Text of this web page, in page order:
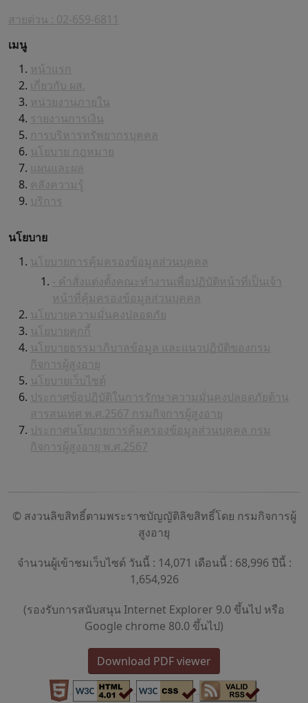
สายด่วน : 02-659-6811
เมนู
หน้าแรก
เกี่ยวกับ ผส.
หน่วยงานภายใน
รายงานการเงิน
การบริหารทรัพยากรบุคคล
นโยบาย กฎหมาย
แผนและผล
คลังความรู้
บริการ
นโยบาย
นโยบายการคุ้มครองข้อมูลส่วนบุคคล
- คำสั่งแต่งตั้งคณะทำงานเพื่อปฏิบัติหน้าที่เป็นเจ้า
หน้าที่คุ้มครองข้อมูลส่วนบุคคล
นโยบายความมั่นคงปลอดภัย
นโยบายคุกกี้
นโยบายธรรมาภิบาลข้อมูล และแนวปฏิบัติของกรม
กิจการผู้สูงอายุ
นโยบายเว็บไซต์
ประกาศข้อปฏิบัติในการรักษาความมั่นคงปลอดภัยด้าน
สารสนเทศ พ.ศ.2567 กรมกิจการผู้สูงอายุ
ประกาศนโยบายการคุ้มครองข้อมูลส่วนบุคคล กรม
กิจการผู้สูงอายุ พ.ศ.2567
© สงวนลิขสิทธิ์ตามพระราชบัญญัติลิขสิทธิ์โดย กรมกิจการผู้
สูงอายุ
จำนวนผู้เข้าชมเว็บไซต์ วันนี้ : 14,071 เดือนนี้ : 68,996 ปีนี้ :
1,654,926
(รองรับการสนับสนุน Internet Explorer 9.0 ขึ้นไป หรือ
Google chrome 80.0 ขึ้นไป)
Download PDF viewer